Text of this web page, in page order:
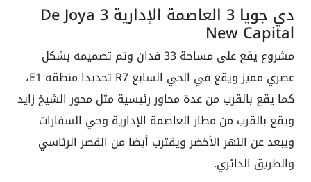
دي جويا 3 العاصمة الإدارية De Joya 3
New Capital
مشروع يقع على مساحة 33 فدان وتم تصميمه بشكل
عصري مميز ويقع في الحي السابع R7 تحديدا منطقه E1،
كما يقع بالقرب من عدة محاور رئيسية مثل محور الشيخ زايد
ويقع بالقرب من مطار العاصمة الإدارية وحي السفارات
ويبعد عن النهر الأخضر ويقترب أيضا من القصر الرئاسي
والطريق الدائري.